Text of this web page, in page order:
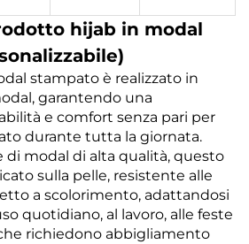
hijab in modal
stampato è realizzato in
garantendo una
e comfort senza pari per
durante tutta la giornata.
di modal di alta qualità, questo
sulla pelle, resistente alle
a scolorimento, adattandosi
quotidiano, al lavoro, alle feste
richiedono abbigliamento